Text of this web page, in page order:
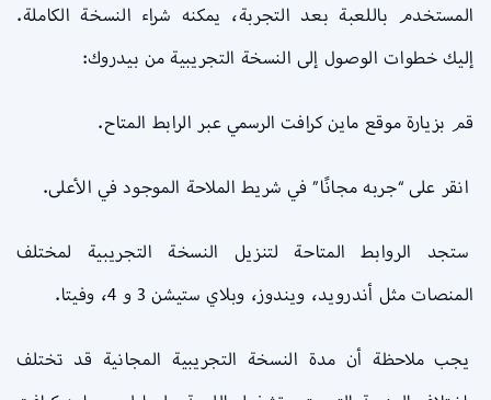
المستخدم باللعبة بعد التجربة، يمكنه شراء النسخة الكاملة.
إليك خطوات الوصول إلى النسخة التجريبية من بيدروك:
قم بزيارة موقع ماين كرافت الرسمي عبر الرابط المتاح.
انقر على “جربه مجانًا” في شريط الملاحة الموجود في الأعلى.
ستجد الروابط المتاحة لتنزيل النسخة التجريبية لمختلف
المنصات مثل أندرويد، ويندوز، وبلاي ستيشن 3 و 4، وفيتا.
يجب ملاحظة أن مدة النسخة التجريبية المجانية قد تختلف